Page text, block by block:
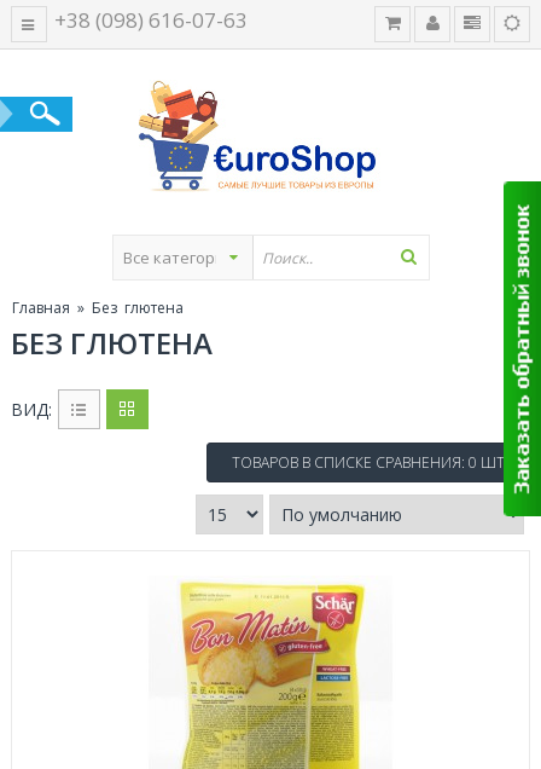
+38 (098) 616-07-63
Главная » Без глютена
БЕЗ ГЛЮТЕНА
ВИД:
ТОВАРОВ В СПИСКЕ СРАВНЕНИЯ: 0 ШТ